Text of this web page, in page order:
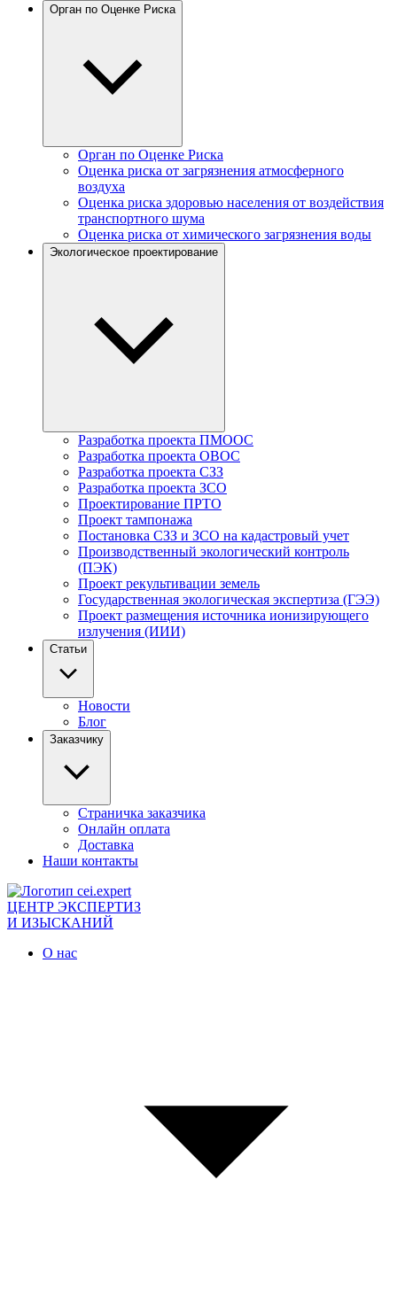
Орган по Оценке Риска
Орган по Оценке Риска
Оценка риска от загрязнения атмосферного
воздуха
Оценка риска здоровью населения от воздействия
транспортного шума
Оценка риска от химического загрязнения воды
Экологическое проектирование
Разработка проекта ПМООС
Разработка проекта ОВОС
Разработка проекта СЗЗ
Разработка проекта ЗСО
Проектирование ПРТО
Проект тампонажа
Постановка СЗЗ и ЗСО на кадастровый учет
Производственный экологический контроль
(ПЭК)
Проект рекультивации земель
Государственная экологическая экспертиза (ГЭЭ)
Проект размещения источника ионизирующего
излучения (ИИИ)
Статьи
Новости
Блог
Заказчику
Страничка заказчика
Онлайн оплата
Доставка
Наши контакты
ЦЕНТР ЭКСПЕРТИЗ
И ИЗЫСКАНИЙ
О нас